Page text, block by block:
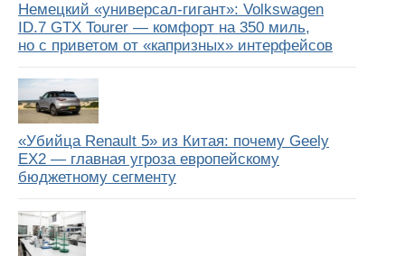
Немецкий «универсал-гигант»: Volkswagen
ID.7 GTX Tourer — комфорт на 350 миль,
но с приветом от «капризных» интерфейсов
«Убийца Renault 5» из Китая: почему Geely
EX2 — главная угроза европейскому
бюджетному сегменту